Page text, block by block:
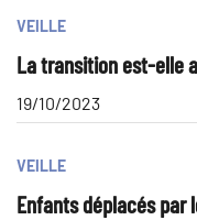
VEILLE
La transition est-elle
19/10/2023
VEILLE
Enfants déplacés par